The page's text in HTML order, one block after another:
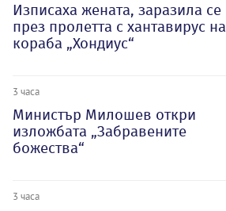
Изписаха жената, заразила се
през пролетта с хантавирус на
кораба „Хондиус“
3 часа
Министър Милошев откри
изложбата „Забравените
божества“
3 часа